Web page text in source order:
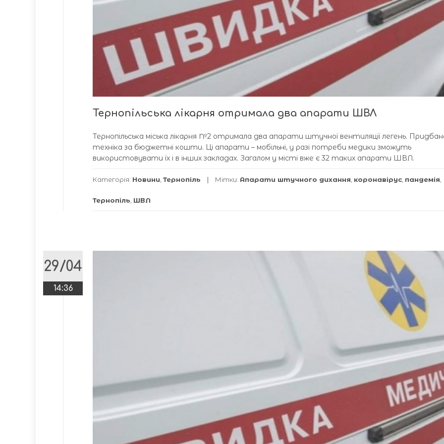
Тернопільська лікарня отримала два апарати ШВЛ
Тернопільська міська лікарня №2 отримала два апарати штучної вентиляції легень.
техніка за бюджетні кошти. Ці апарати – мобільні, у разі потреби медики зможуть
використовувати їх і в інших закладах. Загалом у місті вже є 32 таких апарати ШВЛ.
Категорія: Новини Тернопіль Мітки: Апарати штучного дихання коронавірус пандемія
Тернопіль ШВЛ
29/04
14:36